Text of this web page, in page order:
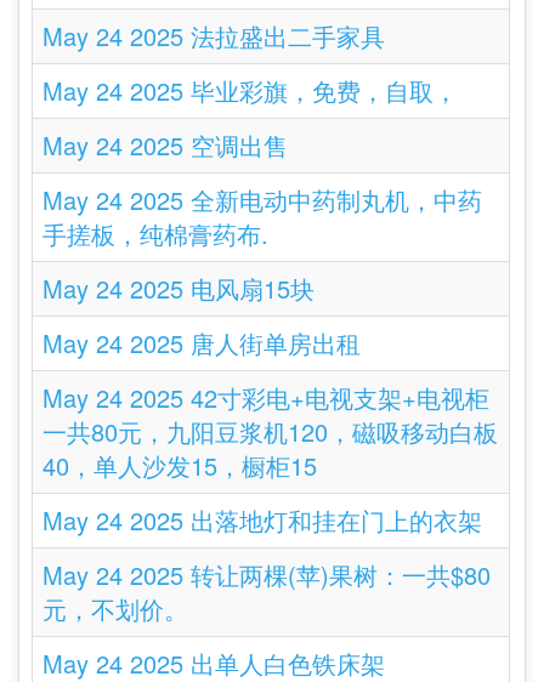
May 24 2025 法拉盛出二手家具
May 24 2025 毕业彩旗，免费，自取，
May 24 2025 空调出售
May 24 2025 全新电动中药制丸机，中药
手搓板，纯棉膏药布.
May 24 2025 电风扇15块
May 24 2025 唐人街单房出租
May 24 2025 42寸彩电+电视支架+电视柜
一共80元，九阳豆浆机120，磁吸移动白板
40，单人沙发15，橱柜15
May 24 2025 出落地灯和挂在门上的衣架
May 24 2025 转让两棵(苹)果树：一共$80
元，不划价。
May 24 2025 出单人白色铁床架